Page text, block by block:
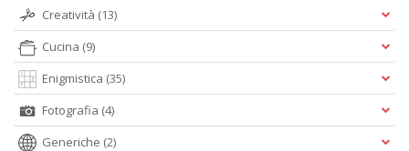
Creatività (13)
Cucina (9)
Enigmistica (35)
Fotografia (4)
Generiche (2)